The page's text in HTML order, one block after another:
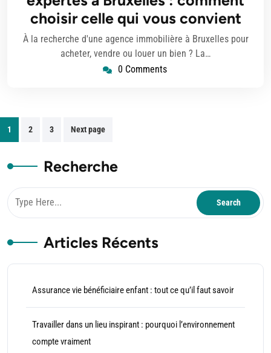
choisir celle qui vous convient
À la recherche d'une agence immobilière à Bruxelles pour
acheter, vendre ou louer un bien ? La…
0 Comments
Pagination
des
publications
1 2 3 Next page
Recherche
Articles Récents
Assurance vie bénéficiaire enfant : tout ce qu’il faut savoir
Travailler dans un lieu inspirant : pourquoi l’environnement
compte vraiment